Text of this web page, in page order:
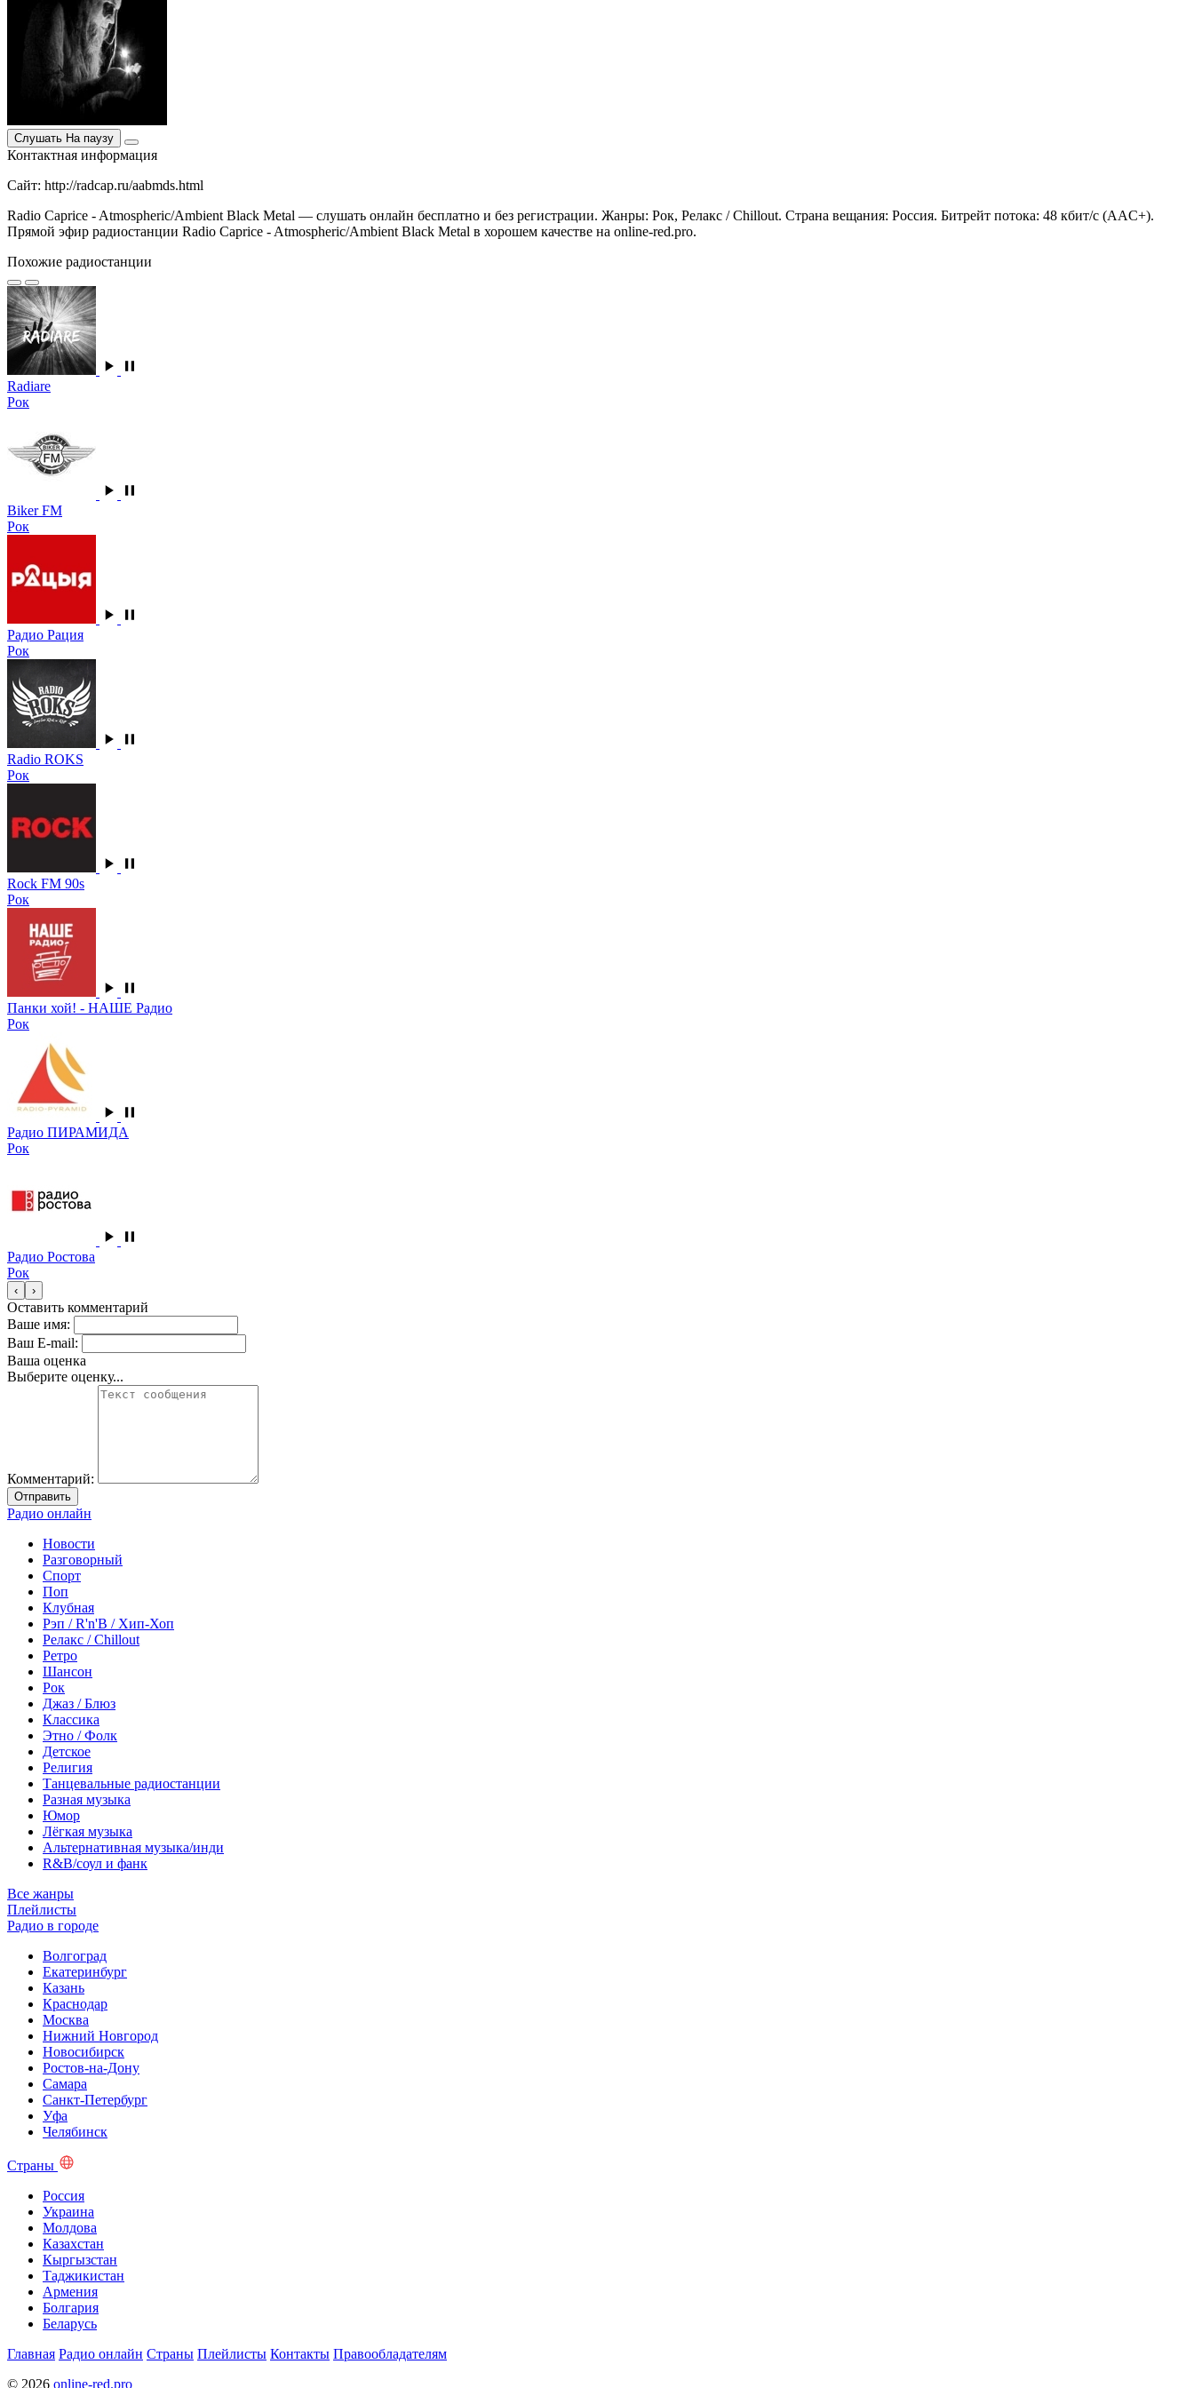
Слушать На паузу
Контактная информация
Сайт: http://radcap.ru/aabmds.html
Radio Caprice - Atmospheric/Ambient Black Metal — слушать онлайн бесплатно и без регистрации. Жанры: Рок, Релакс / Chillout. Страна вещания: Россия. Битрейт потока: 48 кбит/с (AAC+).
Прямой эфир радиостанции Radio Caprice - Atmospheric/Ambient Black Metal в хорошем качестве на online-red.pro.
Похожие радиостанции
Radiare
Рок
Biker FM
Рок
Радио Рация
Рок
Radio ROKS
Рок
Rock FM 90s
Рок
Панки хой! - НАШЕ Радио
Рок
Радио ПИРАМИДА
Рок
Радио Ростова
Рок
‹ ›
Оставить комментарий
Ваше имя:
Ваш E-mail:
Ваша оценка
Выберите оценку...
Комментарий:
Отправить
Радио онлайн
Новости
Разговорный
Спорт
Поп
Клубная
Рэп / R'n'B / Хип-Хоп
Релакс / Chillout
Ретро
Шансон
Рок
Джаз / Блюз
Классика
Этно / Фолк
Детское
Религия
Танцевальные радиостанции
Разная музыка
Юмор
Лёгкая музыка
Альтернативная музыка/инди
R&B/cоул и фанк
Все жанры
Плейлисты
Радио в городе
Волгоград
Екатеринбург
Казань
Краснодар
Москва
Нижний Новгород
Новосибирск
Ростов-на-Дону
Самара
Санкт-Петербург
Уфа
Челябинск
Страны
Россия
Украина
Молдова
Казахстан
Кыргызстан
Таджикистан
Армения
Болгария
Беларусь
Главная Радио онлайн Страны Плейлисты Контакты Правообладателям
© 2026 online-red.pro